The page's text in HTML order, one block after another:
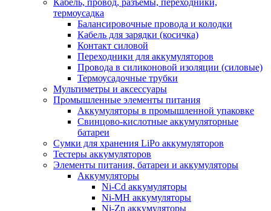
Кабель, провод, разъемы, переходники,
термоусадка
Балансировочные провода и колодки
Кабель для зарядки (косичка)
Контакт силовой
Переходники для аккумуляторов
Провода в силиконовой изоляции (силовые)
Термоусадочные трубки
Мультиметры и аксессуары
Промышленные элементы питания
Аккумуляторы в промышленной упаковке
Свинцово-кислотные аккумуляторные
батареи
Сумки для хранения LiPo аккумуляторов
Тестеры аккумуляторов
Элементы питания, батареи и аккумуляторы
Аккумуляторы
Ni-Cd аккумуляторы
Ni-MH аккумуляторы
Ni-Zn аккумуляторы